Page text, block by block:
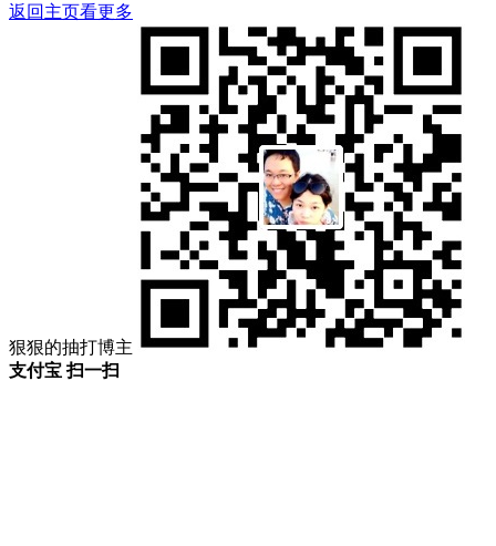
返回主页看更多
狠狠的抽打博主
支付宝 扫一扫